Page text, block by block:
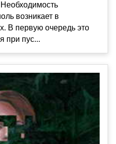
возникает в
В первую очередь это
при пус...